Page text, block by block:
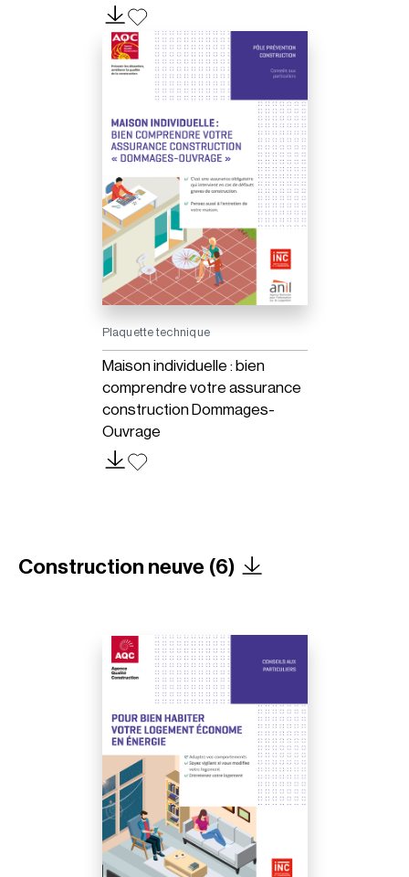
nationale pour l’information sur le logement.
Plaquette technique
Maison individuelle : bien
comprendre votre assurance
construction Dommages-
Ouvrage
Construction neuve (6)